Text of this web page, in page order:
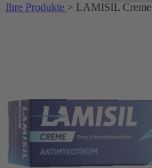
Ihre Produkte > LAMISIL Creme